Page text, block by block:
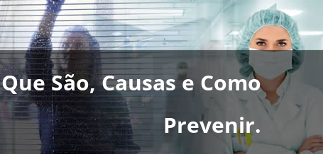
São, Causas e Como
Prevenir.